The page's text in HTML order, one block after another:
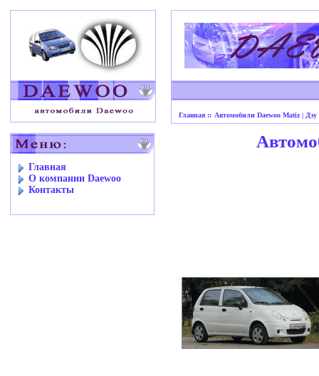
Главная
O компании Daewoo
Контакты
Главная :: Автомобили Daewoo Matiz |